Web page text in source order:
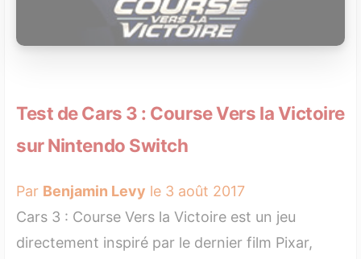
Test de Cars 3 : Course Vers la Victoire
sur Nintendo Switch
Par Benjamin Levy le 3 août 2017
Cars 3 : Course Vers la Victoire est un jeu
directement inspiré par le dernier film Pixar,